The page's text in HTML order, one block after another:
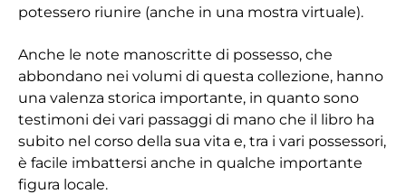
potessero riunire (anche in una mostra virtuale).
Anche le note manoscritte di possesso, che
abbondano nei volumi di questa collezione, hanno
una valenza storica importante, in quanto sono
testimoni dei vari passaggi di mano che il libro ha
subito nel corso della sua vita e, tra i vari possessori,
è facile imbattersi anche in qualche importante
figura locale.